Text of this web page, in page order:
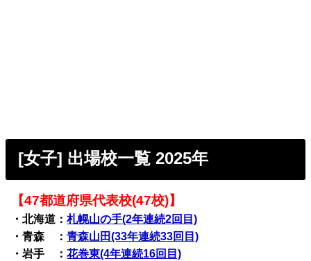
[女子] 出場校一覧 2025年
【47都道府県代表校(47校)】
・北海道：札幌山の手(2年連続2回目)
・青森 ：青森山田(33年連続33回目)
・岩手 ：花巻東(4年連続16回目)